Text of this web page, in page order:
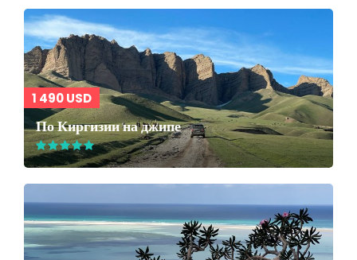
1 490 USD
По Киргизии на джипе